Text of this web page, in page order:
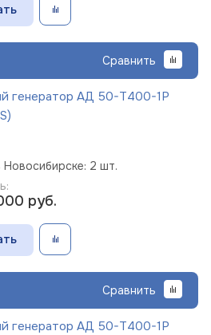
Сравнить
генератор АД 50-Т400-1Р
Новосибирске: 2 шт.
руб.
Сравнить
генератор АД 50-Т400-1Р